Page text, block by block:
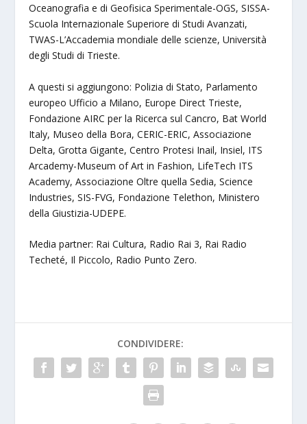
Oceanografia e di Geofisica Sperimentale-OGS, SISSA-
Scuola Internazionale Superiore di Studi Avanzati,
TWAS-L’Accademia mondiale delle scienze, Università
degli Studi di Trieste.
A questi si aggiungono: Polizia di Stato, Parlamento
europeo Ufficio a Milano, Europe Direct Trieste,
Fondazione AIRC per la Ricerca sul Cancro, Bat World
Italy, Museo della Bora, CERIC-ERIC, Associazione
Delta, Grotta Gigante, Centro Protesi Inail, Insiel, ITS
Arcademy-Museum of Art in Fashion, LifeTech ITS
Academy, Associazione Oltre quella Sedia, Science
Industries, SIS-FVG, Fondazione Telethon, Ministero
della Giustizia-UDEPE.
Media partner: Rai Cultura, Radio Rai 3, Rai Radio
Techeté, Il Piccolo, Radio Punto Zero.
CONDIVIDERE: